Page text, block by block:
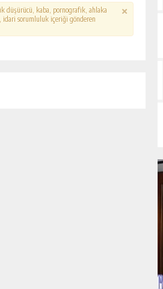
düşürücü, kaba, pornografik, ahlaka
idari sorumluluk içeriği gönderen